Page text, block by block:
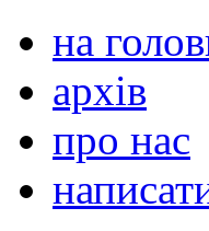
на
архів
про нас